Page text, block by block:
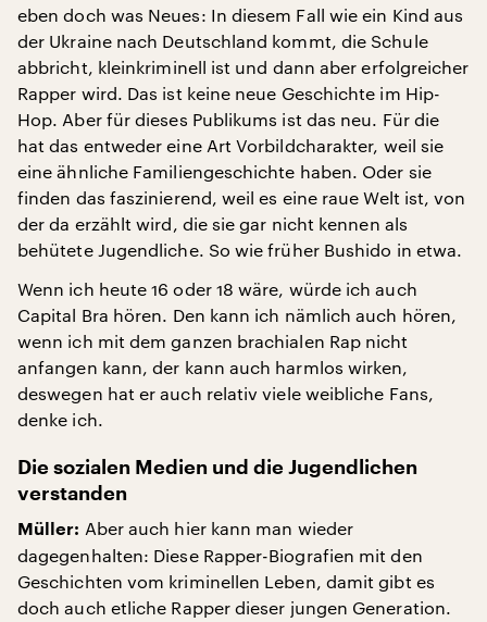
eben doch was Neues: In diesem Fall wie ein Kind aus
der Ukraine nach Deutschland kommt, die Schule
abbricht, kleinkriminell ist und dann aber erfolgreicher
Rapper wird. Das ist keine neue Geschichte im Hip-
Hop. Aber für dieses Publikums ist das neu. Für die
hat das entweder eine Art Vorbildcharakter, weil sie
eine ähnliche Familiengeschichte haben. Oder sie
finden das faszinierend, weil es eine raue Welt ist, von
der da erzählt wird, die sie gar nicht kennen als
behütete Jugendliche. So wie früher Bushido in etwa.
Wenn ich heute 16 oder 18 wäre, würde ich auch
Capital Bra hören. Den kann ich nämlich auch hören,
wenn ich mit dem ganzen brachialen Rap nicht
anfangen kann, der kann auch harmlos wirken,
deswegen hat er auch relativ viele weibliche Fans,
denke ich.
Die sozialen Medien und die Jugendlichen
verstanden
Müller: Aber auch hier kann man wieder
dagegenhalten: Diese Rapper-Biografien mit den
Geschichten vom kriminellen Leben, damit gibt es
doch auch etliche Rapper dieser jungen Generation.